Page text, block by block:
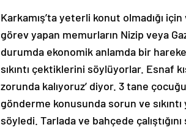
Karkamış’ta yeterli konut olmadığı
görev yapan memurların Nizip veya
durumda ekonomik anlamda bir
sıkıntı çektiklerini söylüyorlar. Esnaf
zorunda kalıyoruz’ diyor. 3 tane
gönderme konusunda sorun ve sıkıntı
söyledi. Tarlada ve bahçede